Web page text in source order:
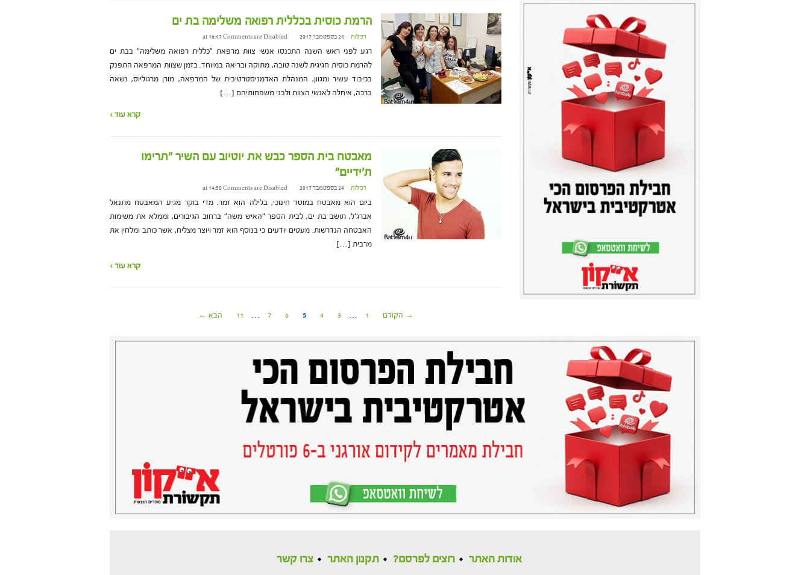
הרמת כוסית בכללית רפואה משלימה בת ים
רכילות 24 בספטמבר 2017 at 16:47 Comments are Disabled
רגע לפני ראש השנה התכנסו אנשי צוות מרפאת "כללית רפואה משלימה" בבת ים
להרמת כוסית חגיגית לשנה טובה, מתוקה ובריאה במיוחד. בזמן שצוות המרפאה התפנק
בכיבוד עשיר ומגוון, המנהלת האדמניסטרטיבית של המרפאה, מורן מרגוליוס, נשאה
ברכה, איחלה לאנשי הצוות ולבני משפחותיהם […]
קרא עוד ›
מאבטח בית הספר כבש את יוטיוב עם השיר "תרימו
ת'ידיים"
רכילות 24 בספטמבר 2017 at 14:50 Comments are Disabled
ביום הוא מאבטח במוסד חינוכי, בלילה הוא זמר. מדי בוקר מגיע המאבטח מתנאל
אברג'ל, תושב בת ים, לבית הספר "האיש משה" ברחוב הגיבורים, וממלא את משימות
האבטחה הנדרשות. מעטים יודעים כי בנוסף הוא זמר ויוצר מצליח, אשר כותב ומלחין את
מרבית […]
קרא עוד ›
→ הקודם 1
…
3
4
5
6
7
…
11 הבא ←
אודות האתר רוצים לפרסם? תקנון האתר צרו קשר